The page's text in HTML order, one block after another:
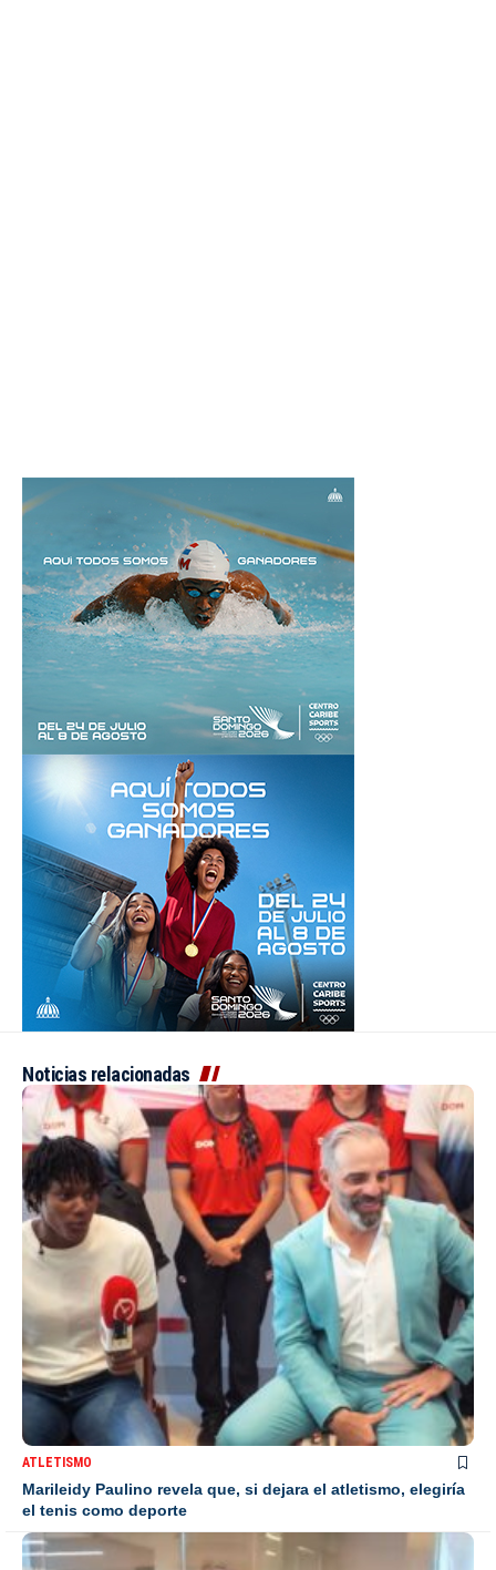
Noticias relacionadas
ATLETISMO
Marileidy Paulino revela que, si dejara el atletismo, elegiría
el tenis como deporte